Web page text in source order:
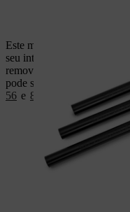
Este método é
seu interior estiverem
removidos pelo soprador
pode ser utilizado com os
56 e 86 SHE 71e